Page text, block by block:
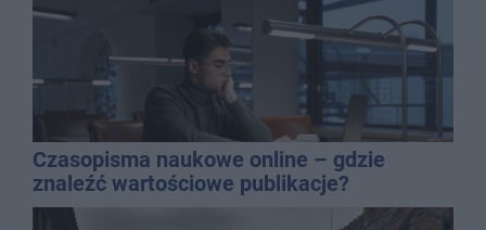
Czasopisma naukowe online – gdzie
znaleźć wartościowe publikacje?